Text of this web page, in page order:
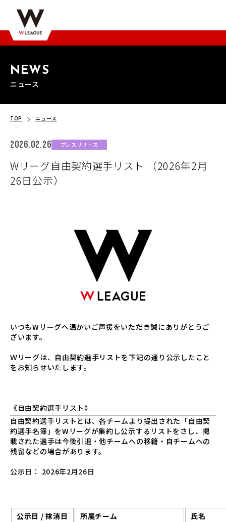
NEWS
ニュース
TOP ニュース
2026.02.26 プレスリリース
Wリーグ自由契約選手リスト （2026年2月
26日公示）
いつもWリーグへ温かいご声援をいただき誠にありがとうご
ざいます。
Ｗリーグは、自由契約選手リストを下記の通り公示したこと
をお知らせいたします。
《自由契約選手リスト》
自由契約選手リストとは、各チームより提出された「自由契
約選手名簿」をWリーグが集約し公示するリストをさし、掲
載された選手は今後引退・他チームへの移籍・自チームへの
残留などの場合があります。
公示日： 2026年2月26日
公示日 / 抹消日 所属チーム
氏名